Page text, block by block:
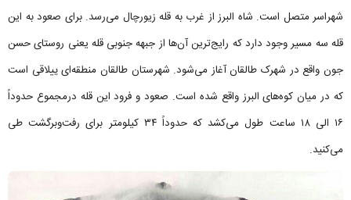
شهراسر متصل است. شاه البرز از غرب به قله زیورچال می‌رسد. برای صعود به این
قله سه مسیر وجود دارد که رایج‌ترین آن‌ها از جبهه جنوبی قله یعنی روستای حسن
جون واقع در شهرک طالقان آغاز می‌شود. شهرستان طالقان منطقه‌ای ییلاقی است
که در میان کوه‌های البرز واقع شده است. صعود و فرود این قله درمجموع حدوداً
۱۶ الی ۱۸ ساعت طول می‌کشد که حدوداً ۳۴ کیلومتر برای رفت‌وبرگشت طی
می‌کنید.